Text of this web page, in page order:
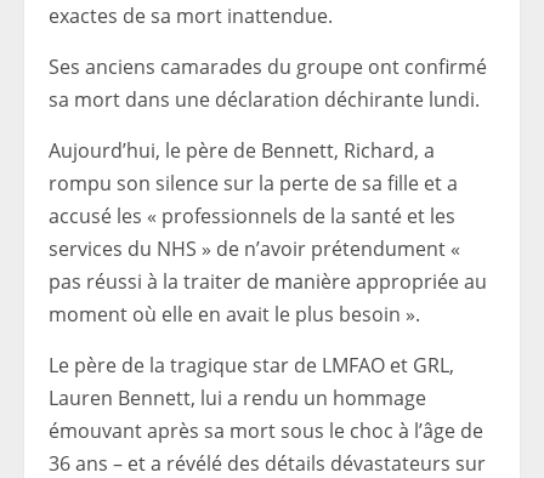
exactes de sa mort inattendue.
Ses anciens camarades du groupe ont confirmé
sa mort dans une déclaration déchirante lundi.
Aujourd’hui, le père de Bennett, Richard, a
rompu son silence sur la perte de sa fille et a
accusé les « professionnels de la santé et les
services du NHS » de n’avoir prétendument «
pas réussi à la traiter de manière appropriée au
moment où elle en avait le plus besoin ».
Le père de la tragique star de LMFAO et GRL,
Lauren Bennett, lui a rendu un hommage
émouvant après sa mort sous le choc à l’âge de
36 ans – et a révélé des détails dévastateurs sur